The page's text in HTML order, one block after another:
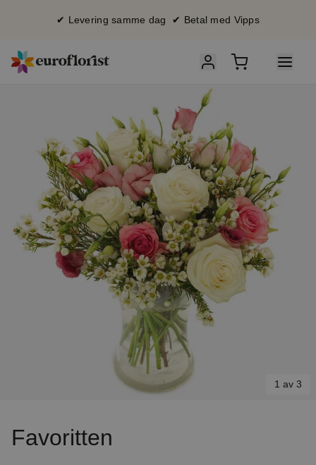
✔ Levering samme dag ✔ Betal med Vipps
1 av 3
Favoritten